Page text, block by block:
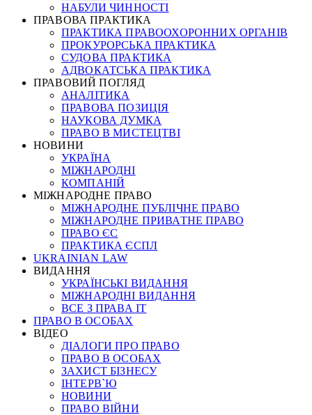
НАБУЛИ ЧИННОСТІ
ПРАВОВА ПРАКТИКА
ПРАКТИКА ПРАВООХОРОННИХ ОРГАНІВ
ПРОКУРОРСЬКА ПРАКТИКА
СУДОВА ПРАКТИКА
АДВОКАТСЬКА ПРАКТИКА
ПРАВОВИЙ ПОГЛЯД
АНАЛІТИКА
ПРАВОВА ПОЗИЦІЯ
НАУКОВА ДУМКА
ПРАВО В МИСТЕЦТВІ
НОВИНИ
УКРАЇНА
МІЖНАРОДНІ
КОМПАНІЙ
МІЖНАРОДНЕ ПРАВО
МІЖНАРОДНЕ ПУБЛІЧНЕ ПРАВО
МІЖНАРОДНЕ ПРИВАТНЕ ПРАВО
ПРАВО ЄС
ПРАКТИКА ЄСПЛ
UKRAINIAN LAW
ВИДАННЯ
УКРАЇНСЬКІ ВИДАННЯ
МІЖНАРОДНІ ВИДАННЯ
ВСЕ З ПРАВА ІТ
ПРАВО В ОСОБАХ
ВІДЕО
ДІАЛОГИ ПРО ПРАВО
ПРАВО В ОСОБАХ
ЗАХИСТ БІЗНЕСУ
ІНТЕРВ`Ю
НОВИНИ
ПРАВО ВІЙНИ